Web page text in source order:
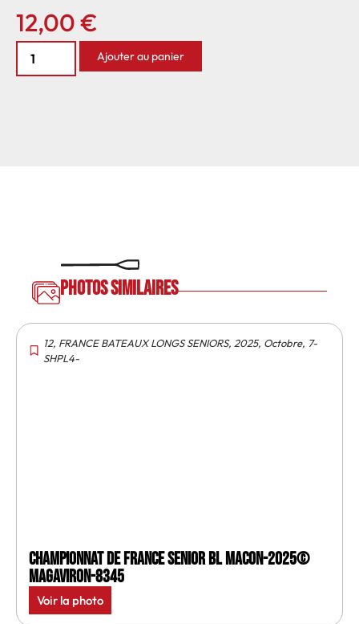
12,00€
Ajouter au panier
Photos similaires
12, FRANCE BATEAUX LONGS SENIORS, 2025, Octobre, 7-
SHPL4-
Championnat de France senior BL Macon-2025©
MagAviron-8345
Voir la photo